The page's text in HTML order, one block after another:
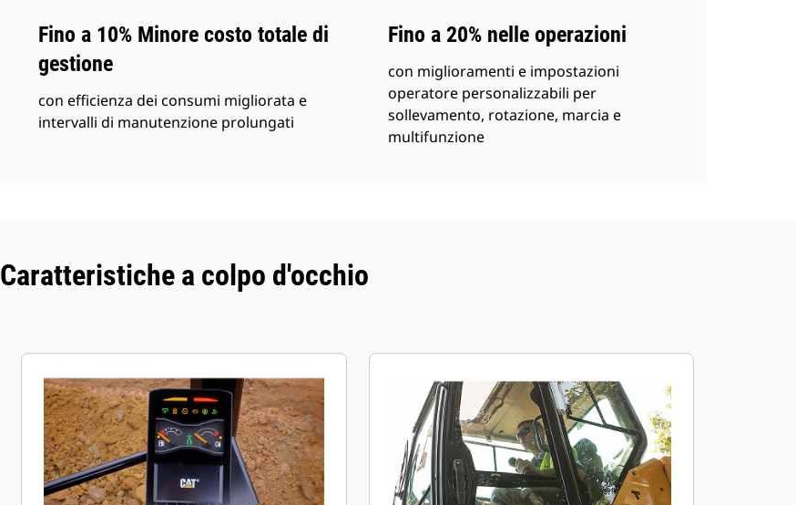
Fino a 10% Minore costo totale di
gestione
con efficienza dei consumi migliorata e
intervalli di manutenzione prolungati
Fino a 20% nelle operazioni
con miglioramenti e impostazioni
operatore personalizzabili per
sollevamento, rotazione, marcia e
multifunzione
Caratteristiche a colpo d'occhio